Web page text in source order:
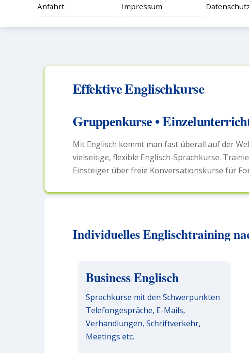
Anfahrt Impressum
Effektive Englischkurse
Gruppenkurse •
Mit Englisch kommt man fast überall auf der
vielseitige, flexible Englisch-Sprachkurse.
Einsteiger über freie Konversationskurse für
Individuelles Englischtraining
Business Englisch
Sprachkurse mit den Schwerpunkten
Telefongespräche, E-Mails,
Verhandlungen, Schriftverkehr,
Meetings etc.